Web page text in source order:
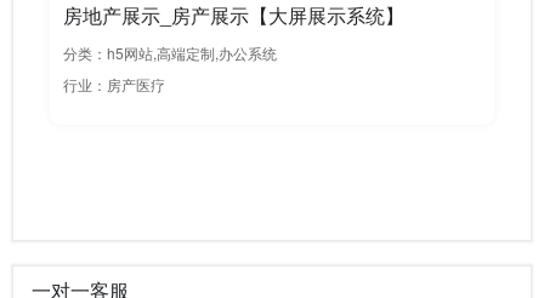
房地产展示_房产展示【大屏展示系统】
分类：h5网站,高端定制,办公系统
行业：房产医疗
一对一客服